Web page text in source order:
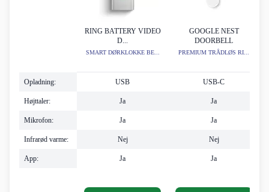
Opladning:
Højttaler:
Mikrofon:
Infrarød varme:
App:
RING BATTERY VIDEO
D...
SMART DØRKLOKKE BE...
USB
Ja
Ja
Nej
Ja
GOOGLE NEST
DOORBELL
PREMIUM TRÅDLØS RI...
USB-C
Ja
Ja
Nej
Ja